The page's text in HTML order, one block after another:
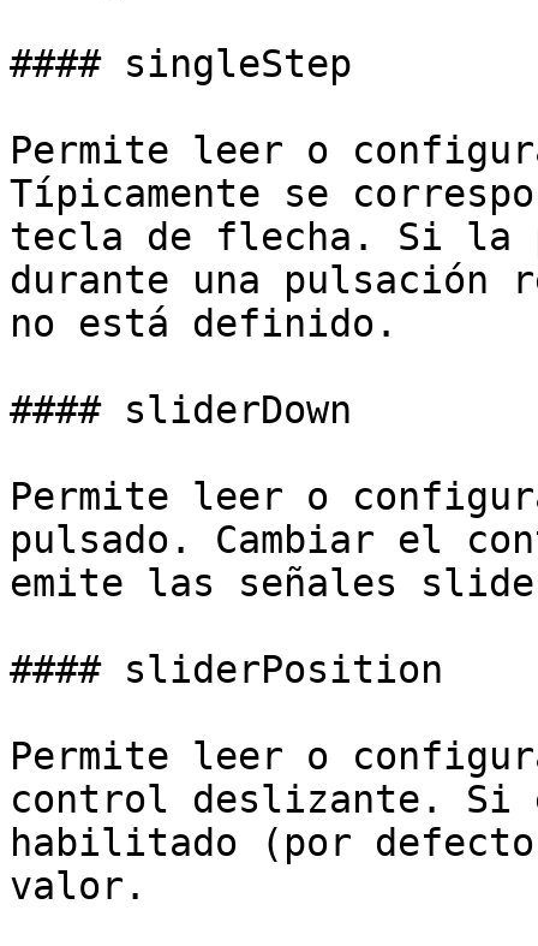
#### singleStep
Permite leer o
Típicamente se
tecla de flecha. Si la
durante una pulsación
no está definido.
#### sliderDown
Permite leer o
pulsado. Cambiar el
emite las señales
#### sliderPosition
Permite leer o
control deslizante. Si
habilitado (por
valor.